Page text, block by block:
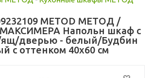
METOD МЕТОД /
МАКСИМЕРА Напольн шкаф с
ящ/дверью - белый/Будбин
с оттенком 40x60 см